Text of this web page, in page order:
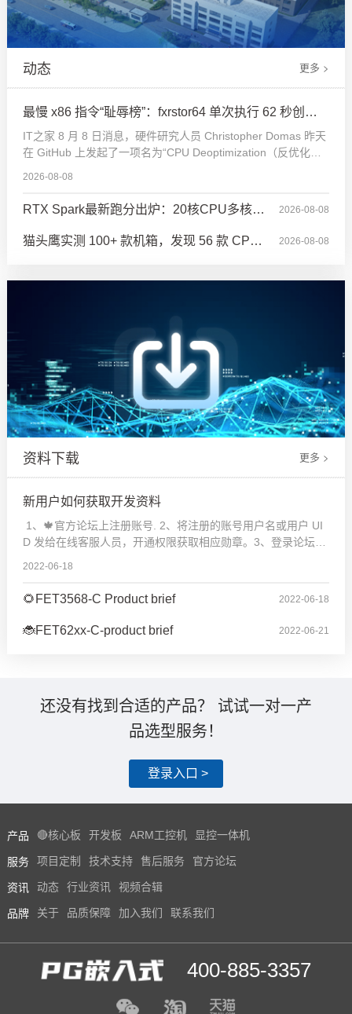
动态 更多 >
最慢 x86 指令“耻辱榜”：fxrstor64 单次执行 62 秒创纪
录，相当于 1980 亿个 CPU 周期
IT之家 8 月 8 日消息，硬件研究人员 Christopher Domas 昨天
在 GitHub 上发起了一项名为“CPU Deoptimization（反优化）”
项目公布的 x86 架构最慢指令记录为 fxrstor64，执行一次耗时
约 62 秒，相当于 1980 亿个 CPU
2026-08-08
RTX Spark最新跑分出炉：20核CPU多核紧
追M4 Max、单核仍差24.5%
2026-08-08
猫头鹰实测 100+ 款机箱，发现 56 款 CPU 2026-08-08
资料下载 更多 >
新用户如何获取开发资料
1、🍁官方论坛上注册账号. 2、将注册的账号用户名或用户 UI
D 发给在线客服人员，开通权限获取相应勋章。3、登录论坛并
2022-06-18
🌻FET3568-C Product brief 2022-06-18
🐞FET62xx-C-product brief 2022-06-21
还没有找到合适的产品？ 试试一对一产
品选型服务！
登录入口 >
产品 🔴核心板 开发板 ARM工控机 显控一体机
服务 项目定制 技术支持 售后服务 官方论坛
资讯 动态 行业资讯 视频合辑
品牌 关于 品质保障 加入我们 联系我们
400-885-3357